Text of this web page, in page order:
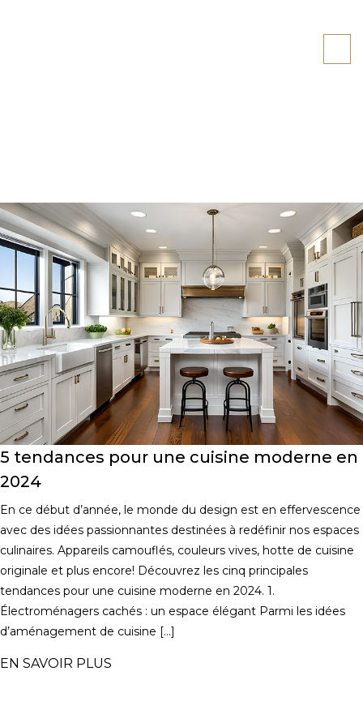
5 tendances pour une cuisine moderne en
2024
En ce début d’année, le monde du design est en effervescence
avec des idées passionnantes destinées à redéfinir nos espaces
culinaires. Appareils camouflés, couleurs vives, hotte de cuisine
originale et plus encore! Découvrez les cinq principales
tendances pour une cuisine moderne en 2024. 1.
Électroménagers cachés : un espace élégant Parmi les idées
d’aménagement de cuisine […]
EN SAVOIR PLUS